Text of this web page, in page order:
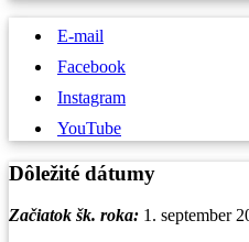
E-mail
Facebook
Instagram
YouTube
Dôležité dátumy
Začiatok šk. roka: 1. september